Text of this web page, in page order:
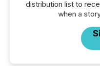
distribution list to
when a